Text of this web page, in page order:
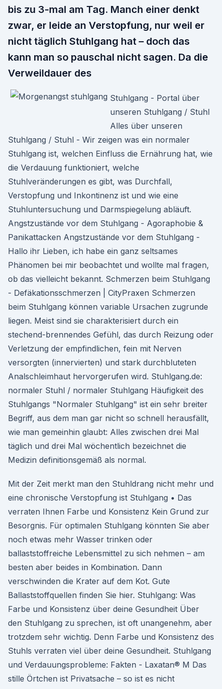
bis zu 3-mal am Tag. Manch einer denkt
zwar, er leide an Verstopfung, nur weil er
nicht täglich Stuhlgang hat – doch das
kann man so pauschal nicht sagen. Da die
Verweildauer des
Stuhlgang - Portal über
unseren Stuhlgang / Stuhl
Alles über unseren
Stuhlgang / Stuhl - Wir zeigen was ein normaler
Stuhlgang ist, welchen Einfluss die Ernährung hat, wie
die Verdauung funktioniert, welche
Stuhlveränderungen es gibt, was Durchfall,
Verstopfung und Inkontinenz ist und wie eine
Stuhluntersuchung und Darmspiegelung abläuft.
Angstzustände vor dem Stuhlgang - Agoraphobie &
Panikattacken Angstzustände vor dem Stuhlgang -
Hallo ihr Lieben, ich habe ein ganz seltsames
Phänomen bei mir beobachtet und wollte mal fragen,
ob das vielleicht bekannt. Schmerzen beim Stuhlgang
- Defäkationsschmerzen | CityPraxen Schmerzen
beim Stuhlgang können variable Ursachen zugrunde
liegen. Meist sind sie charakterisiert durch ein
stechend-brennendes Gefühl, das durch Reizung oder
Verletzung der empfindlichen, fein mit Nerven
versorgten (innervierten) und stark durchbluteten
Analschleimhaut hervorgerufen wird. Stuhlgang.de:
normaler Stuhl / normaler Stuhlgang Häufigkeit des
Stuhlgangs "Normaler Stuhlgang" ist ein sehr breiter
Begriff, aus dem man gar nicht so schnell herausfällt,
wie man gemeinhin glaubt: Alles zwischen drei Mal
täglich und drei Mal wöchentlich bezeichnet die
Medizin definitionsgemäß als normal.
Mit der Zeit merkt man den Stuhldrang nicht mehr und
eine chronische Verstopfung ist Stuhlgang • Das
verraten Ihnen Farbe und Konsistenz Kein Grund zur
Besorgnis. Für optimalen Stuhlgang könnten Sie aber
noch etwas mehr Wasser trinken oder
ballaststoffreiche Lebensmittel zu sich nehmen – am
besten aber beides in Kombination. Dann
verschwinden die Krater auf dem Kot. Gute
Ballaststoffquellen finden Sie hier. Stuhlgang: Was
Farbe und Konsistenz über deine Gesundheit Über
den Stuhlgang zu sprechen, ist oft unangenehm, aber
trotzdem sehr wichtig. Denn Farbe und Konsistenz des
Stuhls verraten viel über deine Gesundheit. Stuhlgang
und Verdauungsprobleme: Fakten - Laxatan® M Das
stille Örtchen ist Privatsache – so ist es nicht